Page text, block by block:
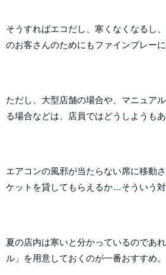
そうすればエコだし、寒くなくなるし
のお客さんのためにもファインプレーに
ただし、大型店舗の場合や、マニュア
る場合などは、店員ではどうしようもあ
エアコンの風邪が当たらない席に移動
ケットを貸してもらえるか…そういう対
夏の店内は寒いと分かっているのであ
ル」を用意しておくのが一番おすすめ。